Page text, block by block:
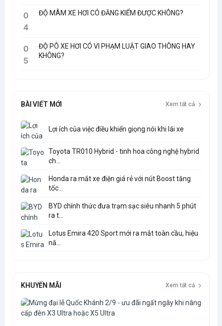
0
4
ĐỘ MÂM XE HƠI CÓ ĐĂNG KIỂM ĐƯỢC KHÔNG?
0
5
ĐỘ PÔ XE HƠI CÓ VI PHẠM LUẬT GIAO THÔNG HAY
KHÔNG?
BÀI VIẾT MỚI Xem tất cả
Lợi ích của việc điều khiển giọng nói khi lái xe
Toyota TR010 Hybrid - tinh hoa công nghệ hybrid
ch...
Honda ra mắt xe điện giá rẻ với nút Boost tăng
tốc...
BYD chính thức đưa trạm sạc siêu nhanh 5 phút
ra t...
Lotus Emira 420 Sport mới ra mắt toàn cầu, hiệu
nă...
KHUYẾN MÃI Xem tất cả